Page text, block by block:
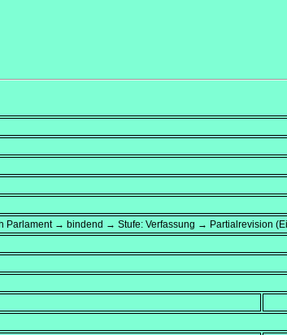
Parlament → bindend → Stufe: Verfassung → Partialrevision